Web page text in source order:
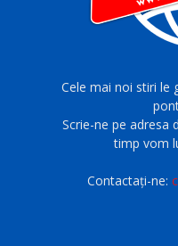
Cele mai noi stiri le
Scrie-ne pe adresa
timp vom
Contactați-ne: